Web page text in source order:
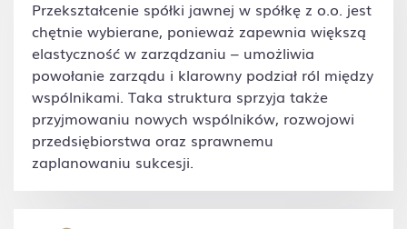
Przekształcenie spółki jawnej w spółkę z o.o. jest
chętnie wybierane, ponieważ zapewnia większą
elastyczność w zarządzaniu – umożliwia
powołanie zarządu i klarowny podział ról między
wspólnikami. Taka struktura sprzyja także
przyjmowaniu nowych wspólników, rozwojowi
przedsiębiorstwa oraz sprawnemu
zaplanowaniu sukcesji.